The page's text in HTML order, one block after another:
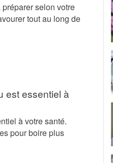
selon votre
tout au long de
est essentiel à
à votre santé.
pour boire plus